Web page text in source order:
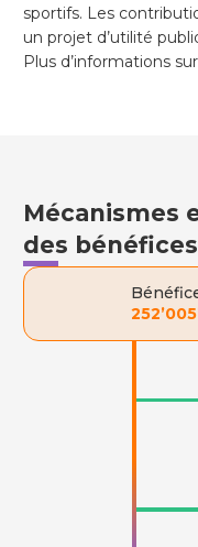
sportifs. Les
un projet d’utilité
Plus d’informations sur
Mécanismes
des bénéfices